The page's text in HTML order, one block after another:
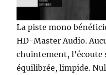
La piste mono
HD-Master Audio.
chuintement, l’écoute
équilibrée, limpide.